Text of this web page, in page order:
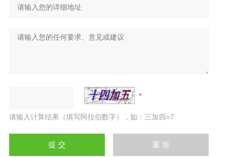
请输入计算结果（填写阿拉伯数字），如：三加四=7